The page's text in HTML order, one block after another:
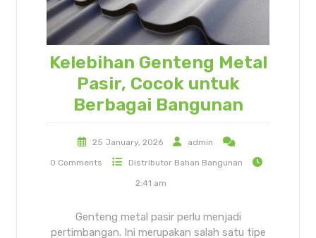
Kelebihan Genteng Metal
Pasir, Cocok untuk
Berbagai Bangunan
25 January, 2026 admin
0 Comments Distributor Bahan Bangunan
2:41 am
Genteng metal pasir perlu menjadi
pertimbangan. Ini merupakan salah satu tipe